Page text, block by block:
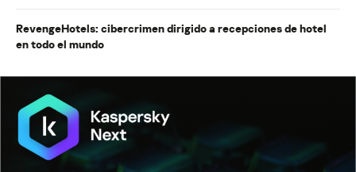
RevengeHotels: cibercrimen dirigido a recepciones de hotel
en todo el mundo